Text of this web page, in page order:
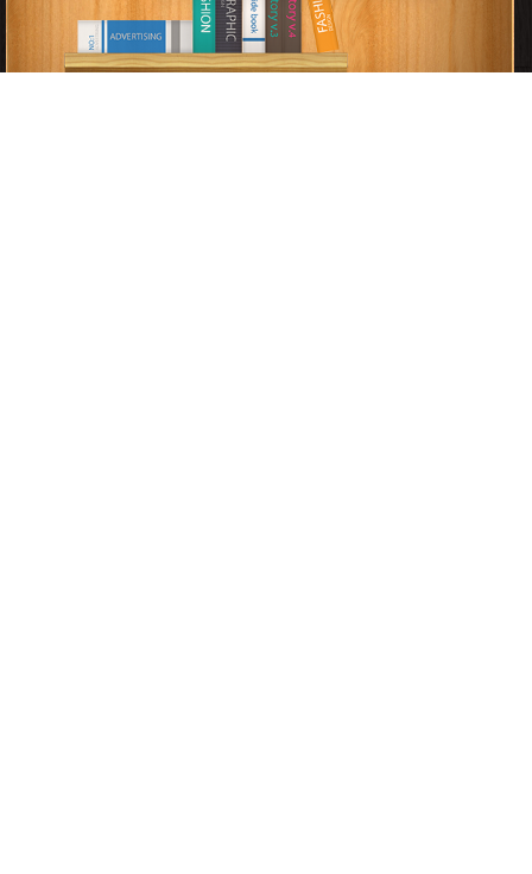
برعايةموسوعة الإبداع